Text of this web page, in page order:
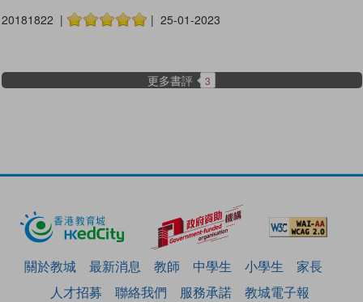
20181822 | | 25-01-2023
更多書評 3
關於教城 最新消息 教師 中學生 小學生
家長
人才招募
聯絡我們 服務承諾 教城電子報